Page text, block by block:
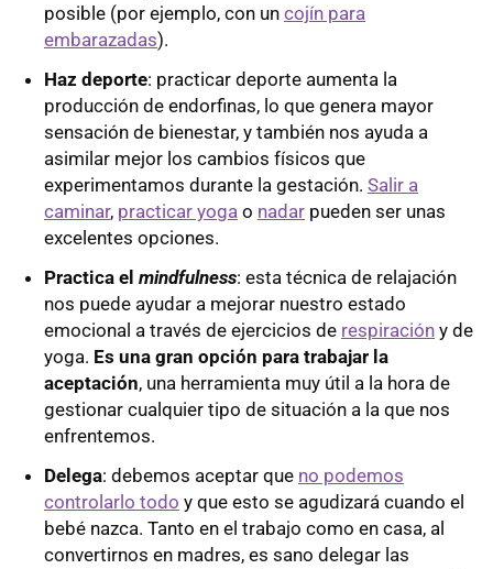
posible (por ejemplo, con un cojín para
embarazadas).
Haz deporte: practicar deporte aumenta la
producción de endorfinas, lo que genera mayor
sensación de bienestar, y también nos ayuda a
asimilar mejor los cambios físicos que
experimentamos durante la gestación. Salir a
caminar, practicar yoga o nadar pueden ser unas
excelentes opciones.
Practica el mindfulness: esta técnica de relajación
nos puede ayudar a mejorar nuestro estado
emocional a través de ejercicios de respiración y de
yoga. Es una gran opción para trabajar la
aceptación, una herramienta muy útil a la hora de
gestionar cualquier tipo de situación a la que nos
enfrentemos.
Delega: debemos aceptar que no podemos
controlarlo todo y que esto se agudizará cuando el
bebé nazca. Tanto en el trabajo como en casa, al
convertirnos en madres, es sano delegar las